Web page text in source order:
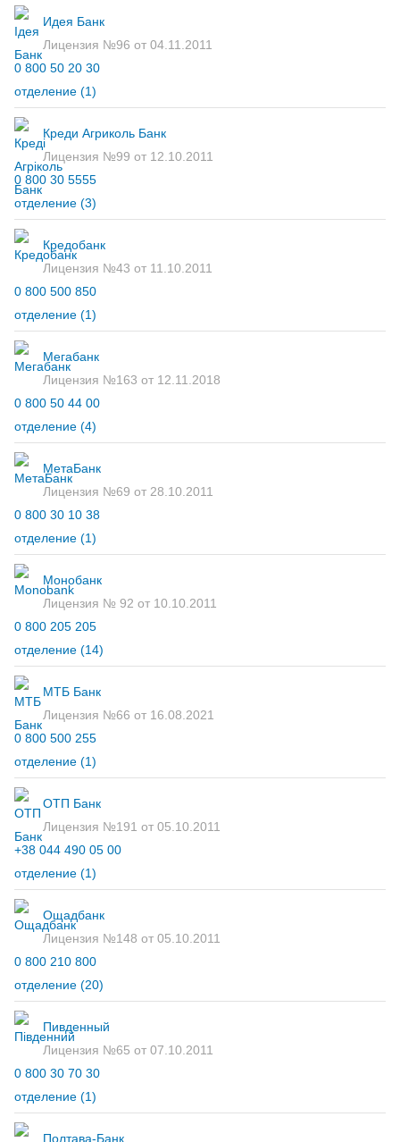
Идея Банк
Лицензия №96 от 04.11.2011
0 800 50 20 30
отделение (1)
Креди Агриколь Банк
Лицензия №99 от 12.10.2011
0 800 30 5555
отделение (3)
Кредобанк
Лицензия №43 от 11.10.2011
0 800 500 850
отделение (1)
Мегабанк
Лицензия №163 от 12.11.2018
0 800 50 44 00
отделение (4)
МетаБанк
Лицензия №69 от 28.10.2011
0 800 30 10 38
отделение (1)
Монобанк
Лицензия № 92 от 10.10.2011
0 800 205 205
отделение (14)
МТБ Банк
Лицензия №66 от 16.08.2021
0 800 500 255
отделение (1)
ОТП Банк
Лицензия №191 от 05.10.2011
+38 044 490 05 00
отделение (1)
Ощадбанк
Лицензия №148 от 05.10.2011
0 800 210 800
отделение (20)
Пивденный
Лицензия №65 от 07.10.2011
0 800 30 70 30
отделение (1)
Полтава-Банк